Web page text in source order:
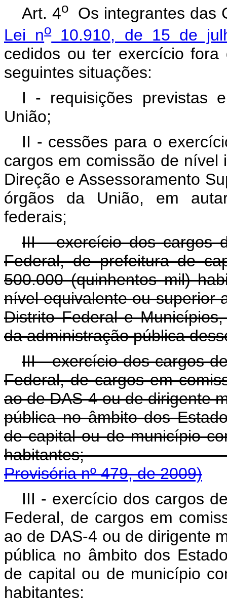
Art. 4oOs integrantes das
Lei no10.910, de 15 de
cedidos ou ter exercício
seguintes situações:
I - requisições previstas
União;
II - cessões para o
cargos em comissão de
Direção e Assessoramento
órgãos da União, em
federais;
III - exercício dos cargos
Federal, de prefeitura de
500.000 (quinhentos mil)
nível equivalente ou superior
Distrito Federal e
da administração pública
III - exercício dos cargos
Federal, de cargos em
ao de DAS-4 ou de dirigente
pública no âmbito dos
de capital ou de município
Provisória nº 479, de 2009)
III - exercício dos cargos
Federal, de cargos em
ao de DAS-4 ou de dirigente
pública no âmbito dos
de capital ou de município